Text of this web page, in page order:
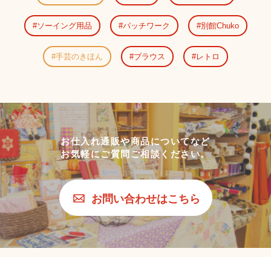
ソーイング用品 パッチワーク 別館Chuko
手芸のきほん ブラウス レトロ
お仕入れ通販や商品についてなど
お気軽にご質問ご相談ください。
お問い合わせはこちら